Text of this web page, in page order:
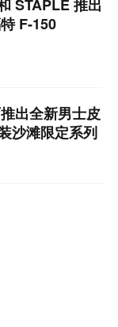
STAPLE 推出
F-150
出全新男士皮
沙滩限定系列